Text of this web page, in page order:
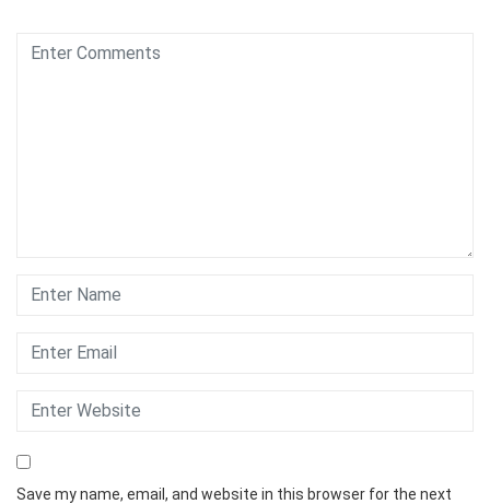
Save my name, email, and website in this browser for the next